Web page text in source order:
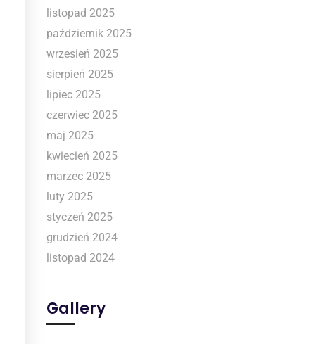
listopad 2025
październik 2025
wrzesień 2025
sierpień 2025
lipiec 2025
czerwiec 2025
maj 2025
kwiecień 2025
marzec 2025
luty 2025
styczeń 2025
grudzień 2024
listopad 2024
Gallery